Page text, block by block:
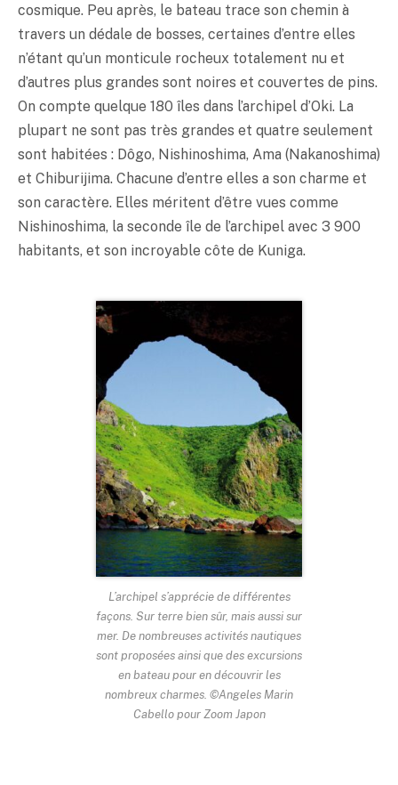
cosmique. Peu après, le bateau trace son chemin à
travers un dédale de bosses, certaines d’entre elles
n’étant qu’un monticule rocheux totalement nu et
d’autres plus grandes sont noires et couvertes de pins.
On compte quelque 180 îles dans l’archipel d’Oki. La
plupart ne sont pas très grandes et quatre seulement
sont habitées : Dôgo, Nishinoshima, Ama (Nakanoshima)
et Chiburijima. Chacune d’entre elles a son charme et
son caractère. Elles méritent d’être vues comme
Nishinoshima, la seconde île de l’archipel avec 3 900
habitants, et son incroyable côte de Kuniga.
L’archipel s’apprécie de différentes
façons. Sur terre bien sûr, mais aussi sur
mer. De nombreuses activités nautiques
sont proposées ainsi que des excursions
en bateau pour en découvrir les
nombreux charmes. ©Angeles Marin
Cabello pour Zoom Japon